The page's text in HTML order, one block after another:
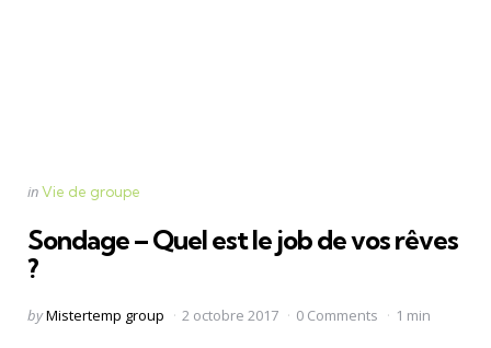
Categories
Posted
inVie de groupe
Sondage – Quel est le job de vos rêves
?
Posted
byMistertemp group 2 octobre 2017 0 Comments 1 min